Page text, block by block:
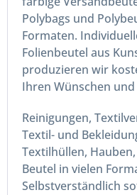
Polybags und
Formaten.
Folienbeutel aus
produzieren wir
Ihren Wünschen
Reinigungen,
Textil- und
Textilhüllen,
Beutel in vielen
Selbstverständlich